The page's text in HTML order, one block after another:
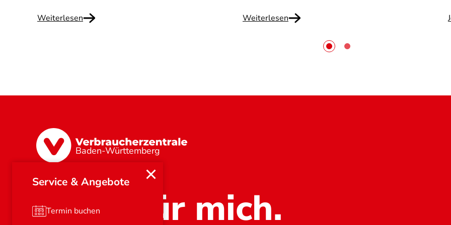
Service & Angebote
Termin buchen
Weiterlesen Weiterlesen
Baden-Württemberg
Stark für mich.